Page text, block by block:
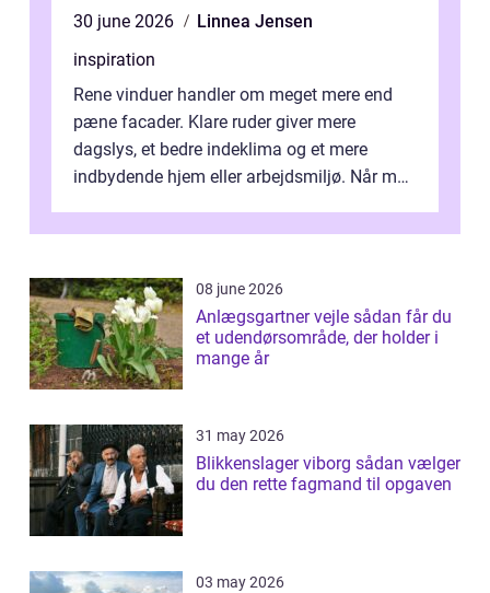
30 june 2026
Linnea Jensen
inspiration
Rene vinduer handler om meget mere end
pæne facader. Klare ruder giver mere
dagslys, et bedre indeklima og et mere
indbydende hjem eller arbejdsmiljø. Når man
08 june 2026
Anlægsgartner vejle sådan får du
et udendørsområde, der holder i
mange år
31 may 2026
Blikkenslager viborg sådan vælger
du den rette fagmand til opgaven
03 may 2026